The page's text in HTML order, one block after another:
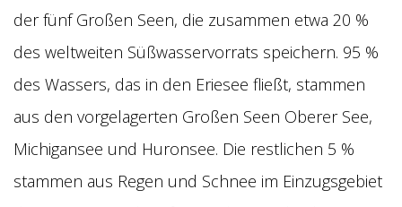
der fünf Großen Seen, die zusammen etwa 20 %
des weltweiten Süßwasservorrats speichern. 95 %
des Wassers, das in den Eriesee fließt, stammen
aus den vorgelagerten Großen Seen Oberer See,
Michigansee und Huronsee. Die restlichen 5 %
stammen aus Regen und Schnee im Einzugsgebiet